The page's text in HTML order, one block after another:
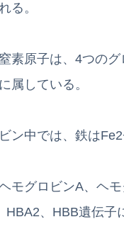
る。
素原子は、4つの
属している。
ン中では、鉄は
モグロビンA、ヘ
HBA2、HBB遺伝子